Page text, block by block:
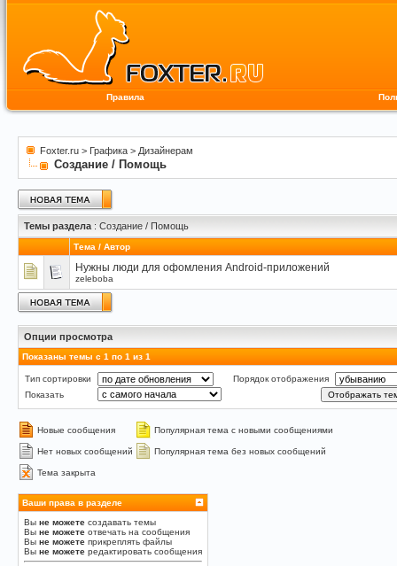
Правила
Foxter.ru > Графика > Дизайнерам
Создание / Помощь
Темы раздела : Создание / Помощь
Тема / Автор
Нужны люди для офомления Android-приложений
zeleboba
Опции просмотра
Показаны темы с 1 по 1 из 1
Тип сортировки
Порядок отображения
Показать
Новые сообщения Популярная тема с новыми сообщениями
Нет новых сообщений Популярная тема без новых сообщений
Тема закрыта
Ваши права в разделе
Вы не можете создавать темы
Вы не можете отвечать на сообщения
Вы не можете прикреплять файлы
Вы не можете редактировать сообщения